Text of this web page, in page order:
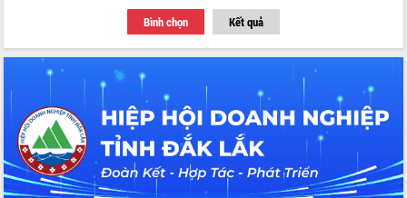
với Tập đoàn Bưu chính Viễn thông
Thứ trưởng Bộ Y tế làm việc với tỉnh
Đắk Lắk về phát triển nhân lực y tế
cho trạm y tế cấp xã
Du lịch Đắk Lắk nâng tầm trải nghiệm
du khách thông qua Hệ thống cơ sở dữ
liệu và Bản đồ số
Tập huấn ứng dụng trí tuệ nhân tạo (AI)
trong thương mại điện tử năm 2026
Bình chọn Kết quả